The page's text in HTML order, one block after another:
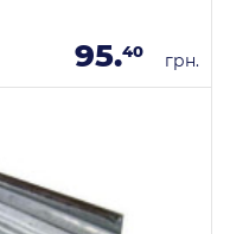
95.40 грн.